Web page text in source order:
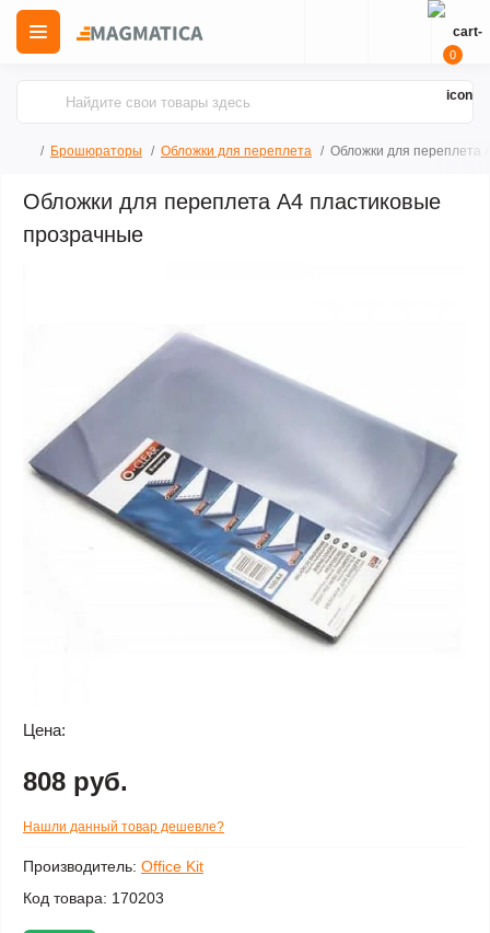
0
Брошюраторы Обложки для переплета Обложки для переплета
Обложки для переплета А4 пластиковые
прозрачные
Производитель: Office Kit
Код товара: 170203
Цена:
808 руб.
Нашли данный товар дешевле?